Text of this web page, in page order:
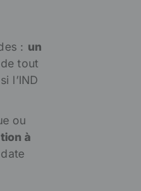
: un
tout
l’IND
ou
à